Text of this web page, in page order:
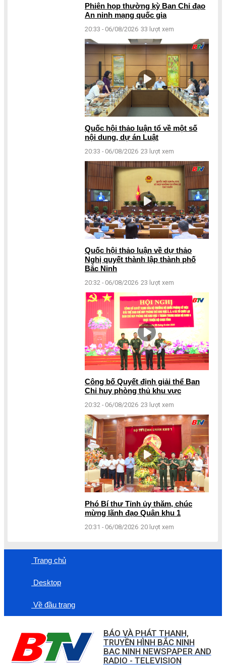
Phiên họp thường kỳ Ban Chỉ đạo
An ninh mạng quốc gia
20:33 - 06/08/2026 33 lượt xem
Quốc hội thảo luận tổ về một số
nội dung, dự án Luật
20:33 - 06/08/2026 23 lượt xem
Quốc hội thảo luận về dự thảo
Nghị quyết thành lập thành phố
Bắc Ninh
20:32 - 06/08/2026 23 lượt xem
Công bố Quyết định giải thể Ban
Chỉ huy phòng thủ khu vực
20:32 - 06/08/2026 23 lượt xem
Phó Bí thư Tỉnh ủy thăm, chúc
mừng lãnh đạo Quân khu 1
20:31 - 06/08/2026 20 lượt xem
Trang chủ
Desktop
Về đầu trang
BÁO VÀ PHÁT THANH,
TRUYỀN HÌNH BẮC NINH
BAC NINH NEWSPAPER AND
RADIO - TELEVISION